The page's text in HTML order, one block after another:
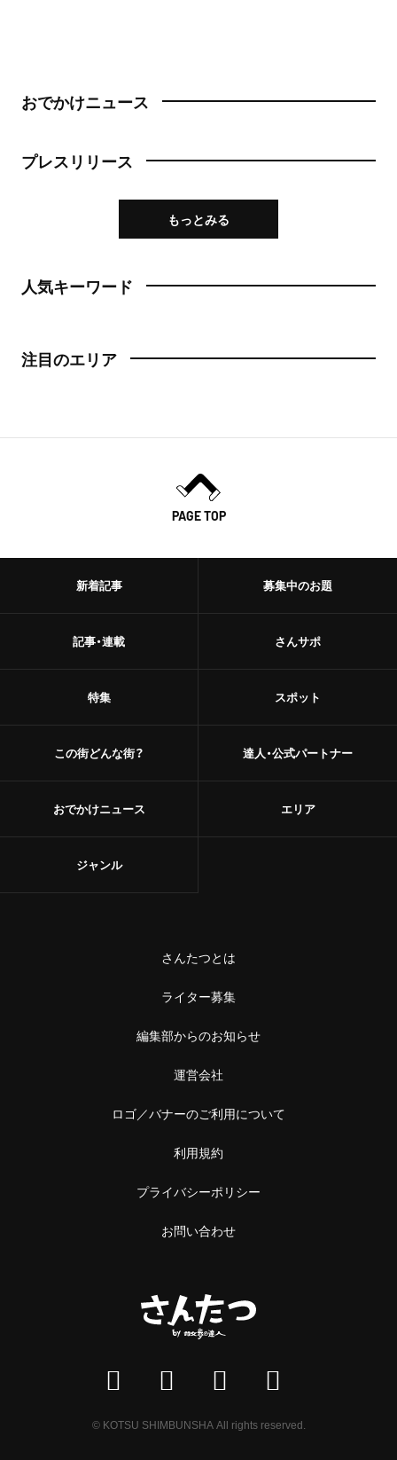
おでかけニュース
プレスリリース
もっとみる
人気キーワード
注目のエリア
PAGE TOP
新着記事
記事・連載
特集
この街どんな街？
おでかけニュース
募集中のお題
さんサポ
スポット
達人・公式パートナー
エリア
ジャンル
さんたつとは
ライター募集
編集部からのお知らせ
運営会社
ロゴ／バナーのご利用について
利用規約
プライバシーポリシー
お問い合わせ
© KOTSU SHIMBUNSHA All rights reserved.